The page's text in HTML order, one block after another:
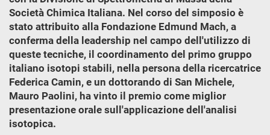
Società Chimica Italiana. Nel corso del simposio è
stato attribuito alla Fondazione Edmund Mach, a
conferma della leadership nel campo dell'utilizzo di
queste tecniche, il coordinamento del primo gruppo
italiano isotopi stabili, nella persona della ricercatrice
Federica Camin, e un dottorando di San Michele,
Mauro Paolini, ha vinto il premio come miglior
presentazione orale sull'applicazione dell'analisi
isotopica.